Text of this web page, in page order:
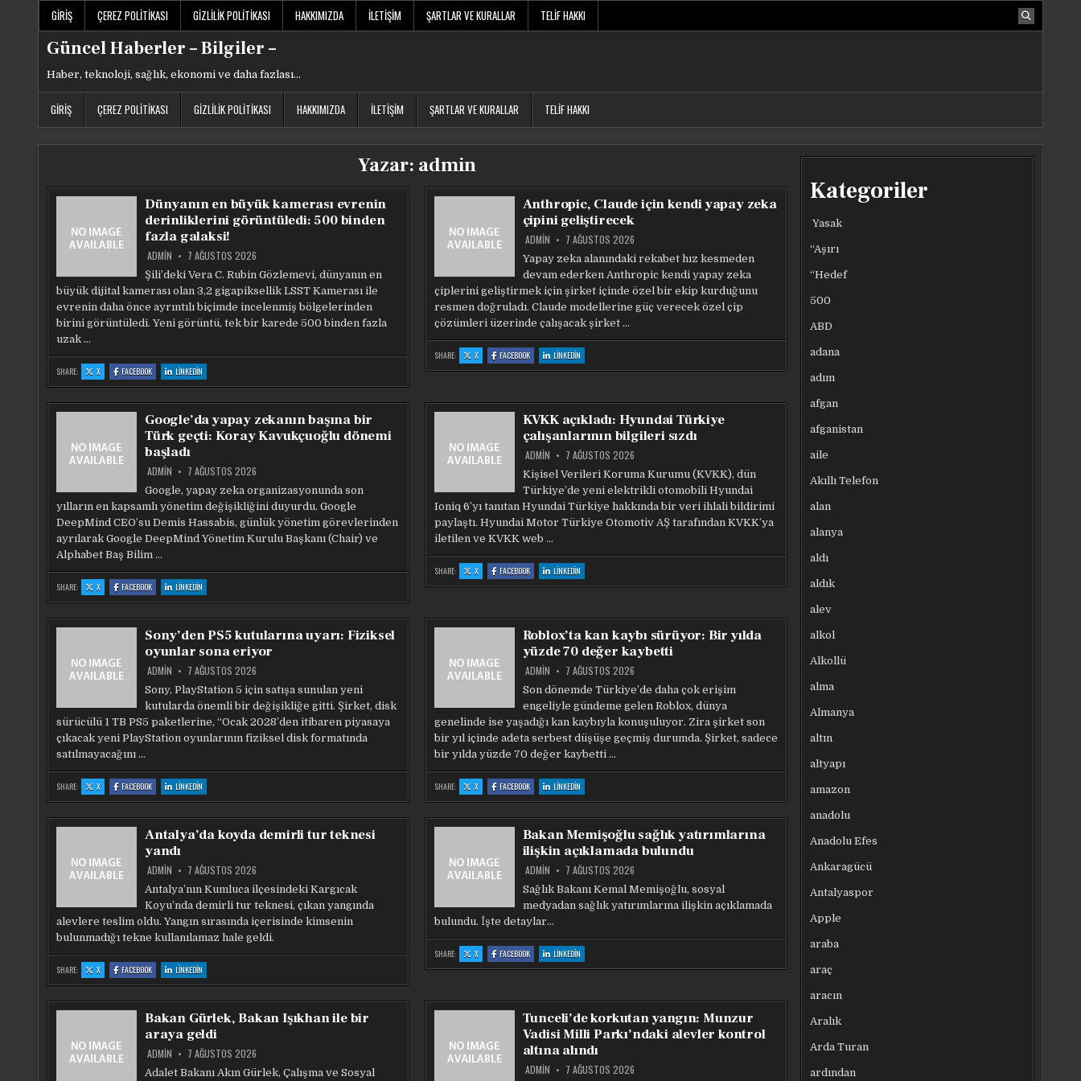
GIRIŞ ÇEREZ POLITIKASI GIZLILIK POLITIKASI HAKKIMIZDA İLETIŞIM ŞARTLAR VE KURALLAR TELIF HAKKI
Güncel Haberler – Bilgiler –
Haber, teknoloji, sağlık, ekonomi ve daha fazlası…
GIRIŞ ÇEREZ POLITIKASI GIZLILIK POLITIKASI HAKKIMIZDA İLETIŞIM ŞARTLAR VE KURALLAR TELIF HAKKI
Yazar: admin
Dünyanın en büyük kamerası evrenin
derinliklerini görüntüledi: 500 binden
fazla galaksi!
ADMIN 7 AĞUSTOS 2026
Şili’deki Vera C. Rubin Gözlemevi, dünyanın en
büyük dijital kamerası olan 3,2 gigapiksellik LSST Kamerası ile
evrenin daha önce ayrıntılı biçimde incelenmiş bölgelerinden
birini görüntüledi. Yeni görüntü, tek bir karede 500 binden fazla
uzak …
SHARE: X:
DÜNYANIN
EN
KAMERASI
EVRENIN
BINDEN
FAZLA
GALAKSI!
FACEBOOK:
DÜNYANIN
EN
KAMERASI
DERINLIKLERINI
GÖRÜNTÜLEDI:
500
BINDEN
FAZLA
GALAKSI!
LINKEDIN
DÜNYANIN
EN
KAMERASI
DERINLIKLERINI
GÖRÜNTÜLEDI:
500
BINDEN
Anthropic, Claude için kendi yapay zeka
çipini geliştirecek
ADMIN 7 AĞUSTOS 2026
Yapay zeka alanındaki rekabet hız kesmeden
devam ederken Anthropic kendi yapay zeka
çiplerini geliştirmek için şirket içinde özel bir ekip kurduğunu
resmen doğruladı. Claude modellerine güç verecek özel çip
çözümleri üzerinde çalışacak şirket …
SHARE: X:
ANTHROPIC,
CLAUDE
ZEKA
ÇIPINI
FACEBOOK:
ANTHROPIC,
CLAUDE
ZEKA
GELIŞTIRECEK
LINKEDIN:
ANTHROPIC,
CLAUDE
ZEKA
GELIŞTIRECEK
Google’da yapay zekanın başına bir
Türk geçti: Koray Kavukçuoğlu dönemi
başladı
ADMIN 7 AĞUSTOS 2026
Google, yapay zeka organizasyonunda son
yılların en kapsamlı yönetim değişikliğini duyurdu. Google
DeepMind CEO’su Demis Hassabis, günlük yönetim görevlerinden
ayrılarak Google DeepMind Yönetim Kurulu Başkanı (Chair) ve
Alphabet Baş Bilim …
SHARE: X:
GOOGLE’DA
YAPAY
BAŞINA
BIR
KAVUKÇUOĞLU
DÖNEMI
BAŞLADI
FACEBOOK:
GOOGLE’DA
YAPAY
BAŞINA
TÜRK
GEÇTI:
KORAY
KAVUKÇUOĞLU
DÖNEMI
BAŞLADI
LINKEDIN
GOOGLE’DA
YAPAY
BAŞINA
TÜRK
GEÇTI:
KORAY
KAVUKÇUOĞLU
DÖNEMI
BAŞLADI
KVKK açıkladı: Hyundai Türkiye
çalışanlarının bilgileri sızdı
ADMIN 7 AĞUSTOS 2026
Kişisel Verileri Koruma Kurumu (KVKK), dün
Türkiye’de yeni elektrikli otomobili Hyundai
Ioniq 6’yı tanıtan Hyundai Türkiye hakkında bir veri ihlali bildirimi
paylaştı. Hyundai Motor Türkiye Otomotiv AŞ tarafından KVKK’ya
iletilen ve KVKK web …
SHARE: X:
KVKK
AÇIKLADI:
BILGILERI
SIZDI
FACEBOOK:
KVKK
AÇIKLADI:
BILGILERI
LINKEDIN:
KVKK
AÇIKLADI:
BILGILERI
Sony’den PS5 kutularına uyarı: Fiziksel
oyunlar sona eriyor
ADMIN 7 AĞUSTOS 2026
Sony, PlayStation 5 için satışa sunulan yeni
kutularda önemli bir değişikliğe gitti. Şirket, disk
sürücülü 1 TB PS5 paketlerine, “Ocak 2028’den itibaren piyasaya
çıkacak yeni PlayStation oyunlarının fiziksel disk formatında
satılmayacağını …
SHARE: X:
SONY’DEN
PS5
UYARI:
FIZIKSEL
FACEBOOK:
SONY’DEN
PS5
UYARI:
OYUNLAR
SONA
ERIYOR
LINKEDIN
SONY’DEN
PS5
UYARI:
OYUNLAR
SONA
Roblox’ta kan kaybı sürüyor: Bir yılda
yüzde 70 değer kaybetti
ADMIN 7 AĞUSTOS 2026
Son dönemde Türkiye’de daha çok erişim
engeliyle gündeme gelen Roblox, dünya
genelinde ise yaşadığı kan kaybıyla konuşuluyor. Zira şirket son
bir yıl içinde adeta serbest düşüşe geçmiş durumda. Şirket, sadece
bir yılda yüzde 70 değer kaybetti …
SHARE: X:
ROBLOX’TA
KAN
SÜRÜYOR:
BIR
DEĞER
KAYBETTI
FACEBOOK:
ROBLOX’TA
KAN
SÜRÜYOR:
YILDA
YÜZDE
70
DEĞER
KAYBETTI
LINKEDIN:
ROBLOX’TA
KAN
SÜRÜYOR:
YILDA
YÜZDE
70
DEĞER
KAYBETTI
Antalya’da koyda demirli tur teknesi
yandı
ADMIN 7 AĞUSTOS 2026
Antalya’nın Kumluca ilçesindeki Kargıcak
Koyu’nda demirli tur teknesi, çıkan yangında
alevlere teslim oldu. Yangın sırasında içerisinde kimsenin
bulunmadığı tekne kullanılamaz hale geldi.
SHARE: X:
ANTALYA’DA
KOYDA
TUR
TEKNESI
FACEBOOK:
ANTALYA’DA
KOYDA
TUR
YANDI
LINKEDIN
ANTALYA’DA
KOYDA
TUR
YANDI
Bakan Memişoğlu sağlık yatırımlarına
ilişkin açıklamada bulundu
ADMIN 7 AĞUSTOS 2026
Sağlık Bakanı Kemal Memişoğlu, sosyal
medyadan sağlık yatırımlarına ilişkin açıklamada
bulundu. İşte detaylar…
SHARE: X:
BAKAN
MEMIŞOĞLU
AÇIKLAMADA
BULUNDU
FACEBOOK:
BAKAN
MEMIŞOĞLU
AÇIKLAMADA
LINKEDIN:
BAKAN
MEMIŞOĞLU
AÇIKLAMADA
Bakan Gürlek, Bakan Işıkhan ile bir
araya geldi
ADMIN 7 AĞUSTOS 2026
Adalet Bakanı Akın Gürlek, Çalışma ve Sosyal
Tunceli’de korkutan yangın: Munzur
Vadisi Milli Parkı’ndaki alevler kontrol
altına alındı
ADMIN 7 AĞUSTOS 2026
Kategoriler
Yasak
“Aşırı
“Hedef
500
ABD
adana
adım
afgan
afganistan
aile
Akıllı Telefon
alan
alanya
aldı
aldık
alev
alkol
Alkollü
alma
Almanya
altın
altyapı
amazon
anadolu
Anadolu Efes
Ankaragücü
Antalyaspor
Apple
araba
araç
aracın
Aralık
Arda Turan
ardından